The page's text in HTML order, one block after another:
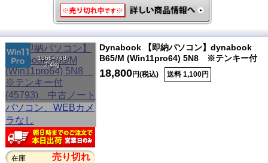
1366×768
2.4kg
在庫 売り切れ
Dynabook 【即納パソコン】dynabook
B65/M (Win11pro64) 5N8 ※テンキー付
18,800円(税込) 送料 1,100円